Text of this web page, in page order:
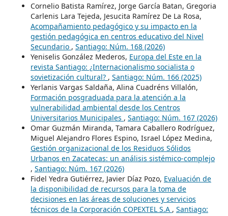
Cornelio Batista Ramírez, Jorge García Batan, Gregoria
Carlenis Lara Tejeda, Jesucita Ramírez De La Rosa,
Acompañamiento pedagógico y su impacto en la
gestión pedagógica en centros educativo del Nivel
Secundario , Santiago: Núm. 168 (2026)
Yeniselis González Mederos, Europa del Este en la
revista Santiago: ¿Internacionalismo socialista o
sovietización cultural? , Santiago: Núm. 166 (2025)
Yerlanis Vargas Saldaña, Alina Cuadréns Villalón,
Formación posgraduada para la atención a la
vulnerabilidad ambiental desde los Centros
Universitarios Municipales , Santiago: Núm. 167 (2026)
Omar Guzmán Miranda, Tamara Caballero Rodríguez,
Miguel Alejandro Flores Espino, Israel López Medina,
Gestión organizacional de los Residuos Sólidos
Urbanos en Zacatecas: un análisis sistémico-complejo
, Santiago: Núm. 167 (2026)
Fidel Yedra Gutiérrez, Javier Díaz Pozo, Evaluación de
la disponibilidad de recursos para la toma de
decisiones en las áreas de soluciones y servicios
técnicos de la Corporación COPEXTEL S.A , Santiago: